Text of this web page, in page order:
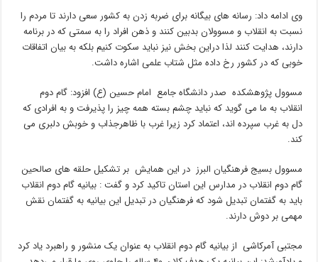
وی ادامه داد: رسانه های بیگانه برای ضربه زدن به کشور سعی دارند تا مردم را
نسبت به انقلاب و مسوولان بدبین کنند و ذهن افراد را به سمتی که در برنامه
دارند، هدایت کنند لذا دراین بخش نیز نباید سکوت کنیم بلکه به بیان اتفاقات
خوبی که در کشور رخ داده مثل شتاب علمی اشاره داشت.
مسوول پژوهشکده صدر دانشگاه جامع امام حسین (ع) افزود: گام دوم
انقلاب به ما می گوید که نباید چشم بسته همه چیز را پذیرفت و به افرادی که
دل به غرب سپرده اند، اعتماد کرد زیرا غرب با ظاهرجذاب و خوبش دلبری می
کند.
مسوول بسیج فرهنگیان البرز در این همایش بر تشکیل حلقه های صالحین
گام دوم انقلاب در مدارس این استان تاکید کرد و گفت : بیانیه گام دوم انقلاب
باید به گفتمان تبدیل شود که فرهنگیان در تبدیل این بیانیه به گفتمان نقش‌
مهمی بر دوش دارند.
مجتبی آمرکاشی از بیانیه گام دوم انقلاب به عنوان یک منشور و راهبرد یاد کرد